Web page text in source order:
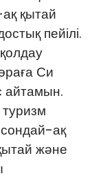
қытай
пейілі.
Си
айтамын.
ақ
және